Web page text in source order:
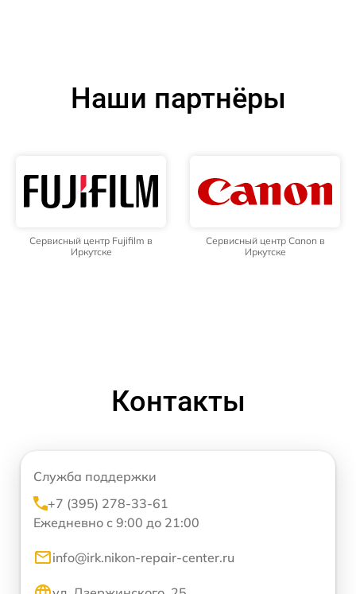
Наши партнёры
Сервисный центр Fujifilm в
Иркутске
Сервисный центр Canon в
Иркутске
Контакты
Служба поддержки
+7 (395) 278-33-61
Ежедневно с 9:00 до 21:00
info@irk.nikon-repair-center.ru